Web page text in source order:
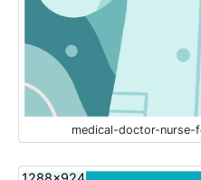
medical-doctor-nurse-